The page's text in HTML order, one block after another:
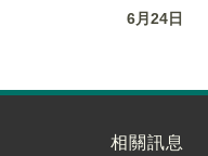
6月24日
相關訊息